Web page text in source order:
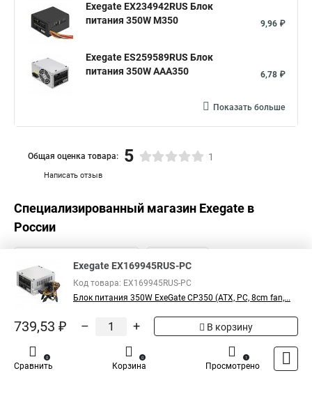
Exegate EX234942RUS Блок
питания 350W M350
9,96 ₽
Exegate ES259589RUS Блок
питания 350W AAA350
6,78 ₽
Показать больше
Написать отзыв
Общая оценка товара: 5 1
Специализированный магазин Exegate в
России
Exegate EX169945RUS-PC
Код товара: EX169945RUS-PC
Блок питания 350W ExeGate CP350 (ATX, PC, 8cm fan,...
739,53 ₽ – + В корзину
Сравнить
0
Корзина
0
Просмотрено
1